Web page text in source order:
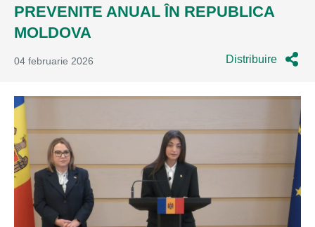
PREVENITE ANUAL ÎN REPUBLICA
MOLDOVA
04 februarie 2026 Distribuire